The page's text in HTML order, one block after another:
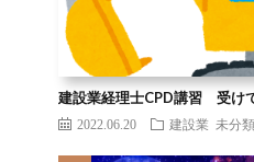
建設業経理士CPD講習 受け
2022.06.20 建設業 未分類